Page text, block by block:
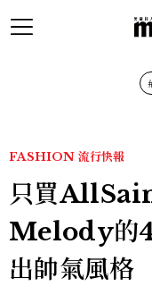
FASHION 流行快報
只買
Melody的4
出帥氣風格